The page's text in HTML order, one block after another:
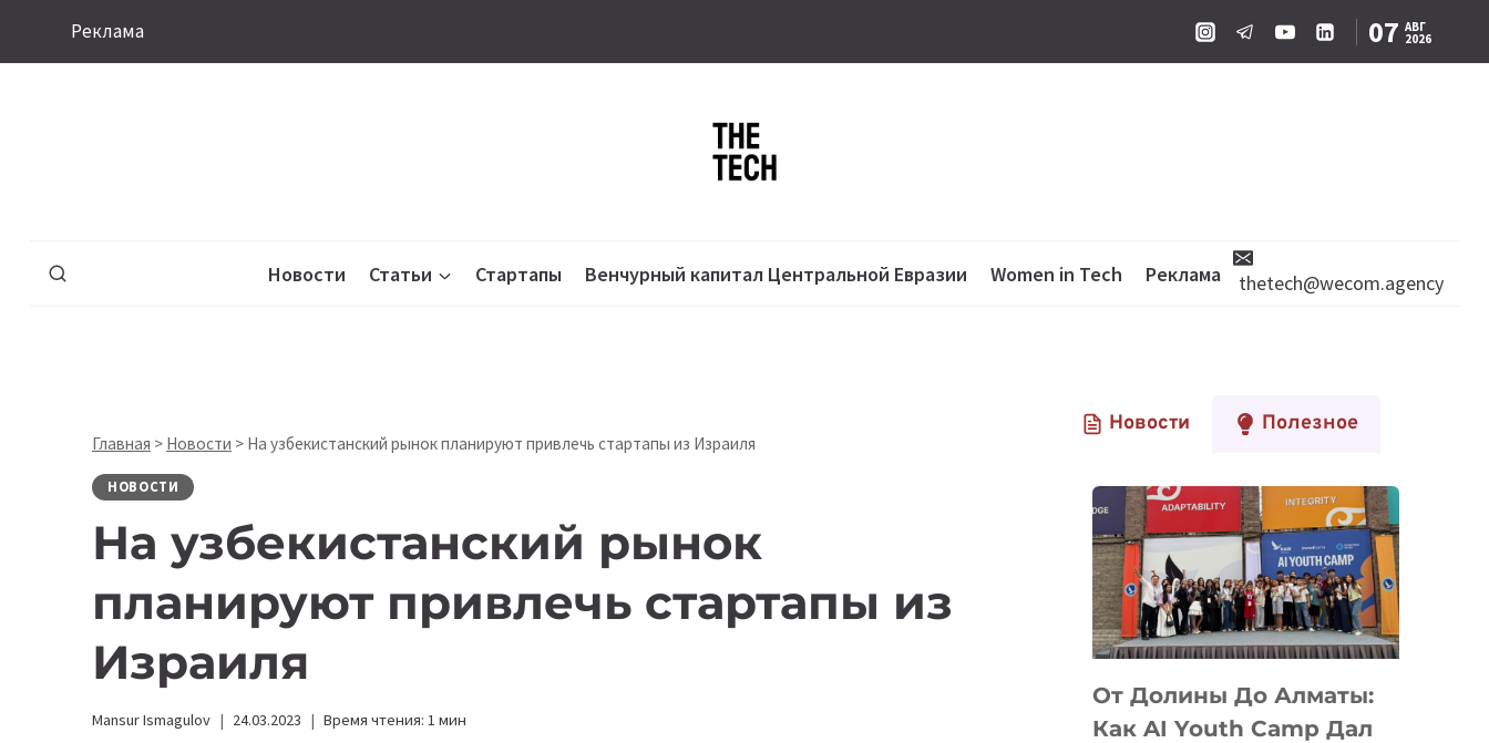
Реклама 07 АВГ
2026
Новости Статьи Стартапы Венчурный капитал Центральной Евразии Women in Tech Реклама thetech@wecom.agency
Главная > Новости > На узбекистанский рынок планируют привлечь стартапы из Израиля
НОВОСТИ
На узбекистанский рынок
планируют привлечь стартапы из
Израиля
Mansur Ismagulov 24.03.2023 Время чтения: 1 мин
Новости Полезное
От Долины До Алматы:
Как AI Youth Camp Дал